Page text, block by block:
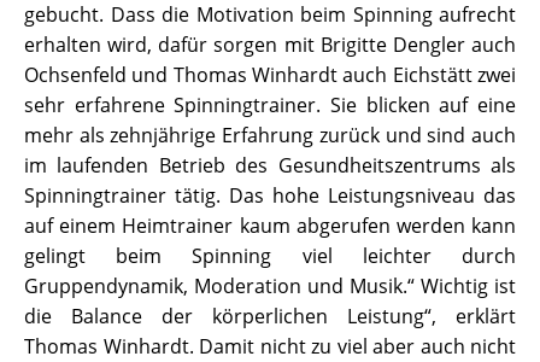
gebucht. Dass die Motivation beim Spinning aufrecht
erhalten wird, dafür sorgen mit Brigitte Dengler auch
Ochsenfeld und Thomas Winhardt auch Eichstätt zwei
sehr erfahrene Spinningtrainer. Sie blicken auf eine
mehr als zehnjährige Erfahrung zurück und sind auch
im laufenden Betrieb des Gesundheitszentrums als
Spinningtrainer tätig. Das hohe Leistungsniveau das
auf einem Heimtrainer kaum abgerufen werden kann
gelingt beim Spinning viel leichter durch
Gruppendynamik, Moderation und Musik.“ Wichtig ist
die Balance der körperlichen Leistung“, erklärt
Thomas Winhardt. Damit nicht zu viel aber auch nicht